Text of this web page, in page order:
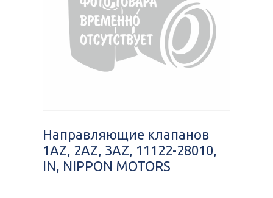
Направляющие клапанов
1AZ, 2AZ, 3AZ, 11122-28010,
IN, NIPPON MOTORS